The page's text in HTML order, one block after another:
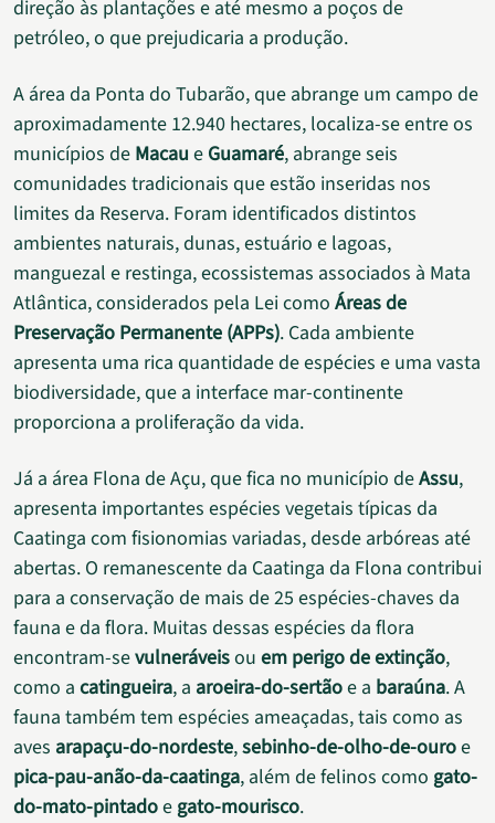
direção às plantações e até mesmo a poços de
petróleo, o que prejudicaria a produção.
A área da Ponta do Tubarão, que abrange um campo de
aproximadamente 12.940 hectares, localiza-se entre os
municípios de Macau e Guamaré, abrange seis
comunidades tradicionais que estão inseridas nos
limites da Reserva. Foram identificados distintos
ambientes naturais, dunas, estuário e lagoas,
manguezal e restinga, ecossistemas associados à Mata
Atlântica, considerados pela Lei como Áreas de
Preservação Permanente (APPs). Cada ambiente
apresenta uma rica quantidade de espécies e uma vasta
biodiversidade, que a interface mar-continente
proporciona a proliferação da vida.
Já a área Flona de Açu, que fica no município deAssu,
apresenta importantes espécies vegetais típicas da
Caatinga com fisionomias variadas, desde arbóreas até
abertas. O remanescente da Caatinga da Flona contribui
para a conservação de mais de 25 espécies-chaves da
fauna e da flora. Muitas dessas espécies da flora
encontram-sevulneráveisou em perigo de extinção,
como a catingueira, a aroeira-do-sertãoe a baraúna. A
fauna também tem espécies ameaçadas, tais como as
aves arapaçu-do-nordeste,sebinho-de-olho-de-ouroe
pica-pau-anão-da-caatinga, além de felinos como gato-
do-mato-pintadoegato-mourisco.